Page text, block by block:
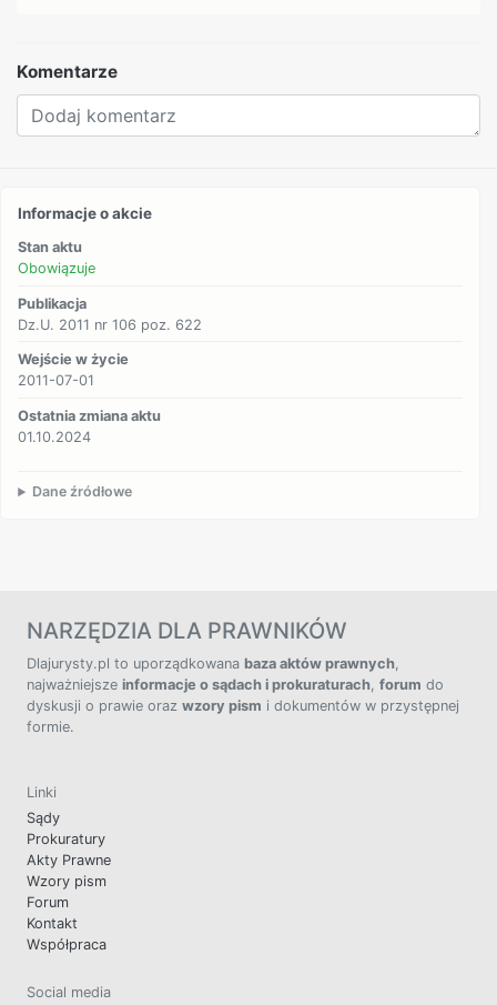
Komentarze
Informacje o akcie
Stan aktu
Obowiązuje
Publikacja
Dz.U. 2011 nr 106 poz. 622
Wejście w życie
2011-07-01
Ostatnia zmiana aktu
01.10.2024
Dane źródłowe
NARZĘDZIA DLA PRAWNIKÓW
Dlajurysty.pl to uporządkowana baza aktów prawnych,
najważniejsze informacje o sądach i prokuraturach, forum do
dyskusji o prawie oraz wzory pism i dokumentów w przystępnej
formie.
Linki
Sądy
Prokuratury
Akty Prawne
Wzory pism
Forum
Kontakt
Współpraca
Social media